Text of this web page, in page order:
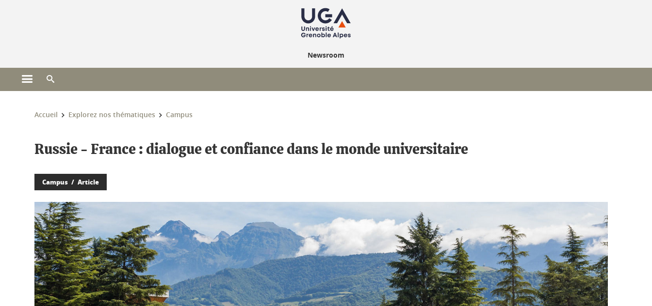
Newsroom
Ouvrir le menu principal
Vous êtes ici :
Accueil Explorez nos thématiques Campus
Russie - France : dialogue et confiance dans le monde universitaire
Campus Article